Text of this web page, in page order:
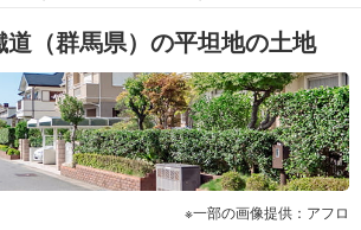
（群馬県）の平坦地の土地
一部の画像提供：アフロ